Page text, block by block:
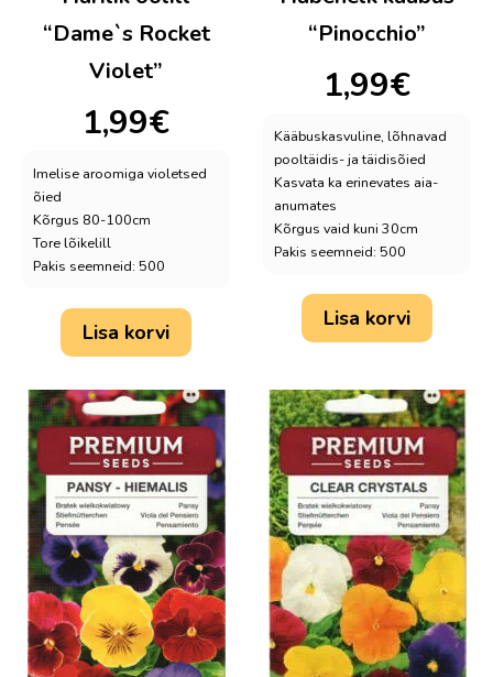
“Dame`s Rocket
Violet”
1,99€
Imelise aroomiga violetsed
õied
Kõrgus 80-100cm
Tore lõikelill
Pakis seemneid: 500
Lisa korvi
“Pinocchio”
1,99€
Kääbuskasvuline, lõhnavad
pooltäidis- ja täidisõied
Kasvata ka erinevates aia-
anumates
Kõrgus vaid kuni 30cm
Pakis seemneid: 500
Lisa korvi